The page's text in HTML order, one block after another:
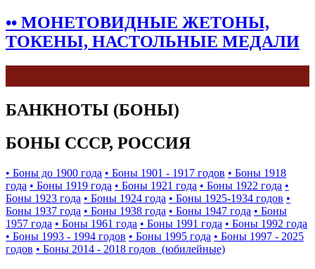
•• МОНЕТОВИДНЫЕ ЖЕТОНЫ,
ТОКЕНЫ, НАСТОЛЬНЫЕ МЕДАЛИ
БАНКНОТЫ (БОНЫ)
БОНЫ СССР, РОССИЯ
• Боны до 1900 года • Боны 1901 - 1917 годов • Боны 1918
года • Боны 1919 года • Боны 1921 года • Боны 1922 года •
Боны 1923 года • Боны 1924 года • Боны 1925-1934 годов •
Боны 1937 года • Боны 1938 года • Боны 1947 года • Боны
1957 года • Боны 1961 года • Боны 1991 года • Боны 1992 года
• Боны 1993 - 1994 годов • Боны 1995 года • Боны 1997 - 2025
годов • Боны 2014 - 2018 годов (юбилейные)